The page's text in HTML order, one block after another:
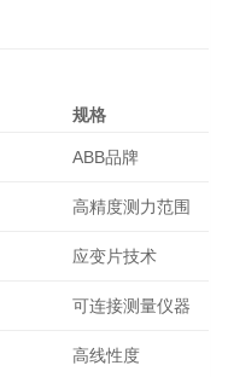
规格
ABB品牌
高精度测力范围
应变片技术
可连接测量仪器
高线性度